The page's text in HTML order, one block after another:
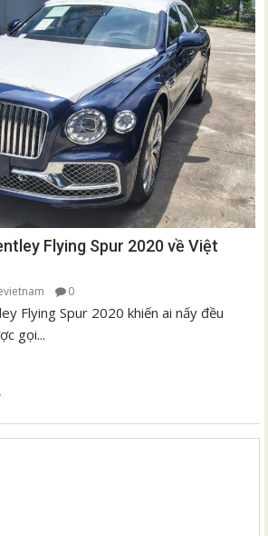
Flying Spur 2020 về Việt
0
Flying Spur 2020 khiến ai nấy đều
gọi...